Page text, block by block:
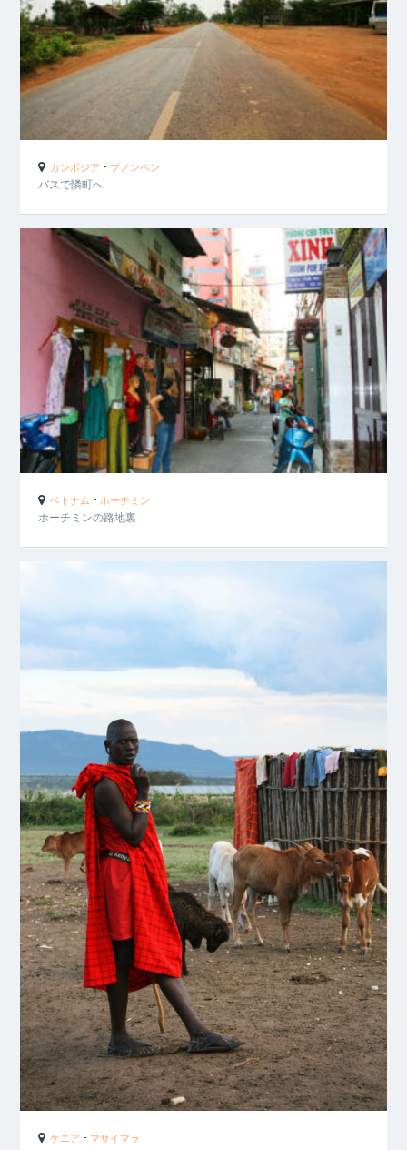
カンボジア - プノンペン
バスで隣町へ
ベトナム - ホーチミン
ホーチミンの路地裏
ケニア - マサイマラ